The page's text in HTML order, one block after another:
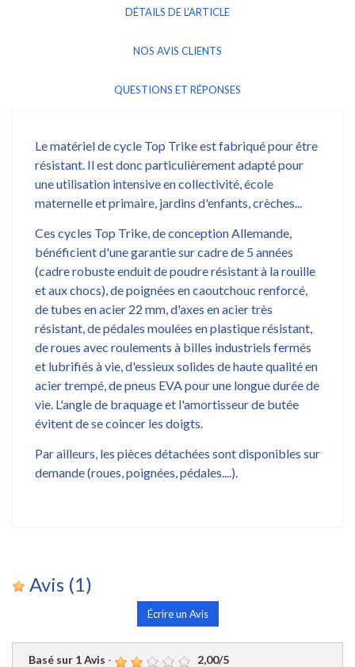
DÉTAILS DE L'ARTICLE
NOS AVIS CLIENTS
QUESTIONS ET RÉPONSES
Le matériel de cycle Top Trike est fabriqué pour être
résistant. Il est donc particulièrement adapté pour
une utilisation intensive en collectivité, école
maternelle et primaire, jardins d'enfants, crèches...
Ces cycles Top Trike, de conception Allemande,
bénéficient d'une garantie sur cadre de 5 années
(cadre robuste enduit de poudre résistant à la rouille
et aux chocs), de poignées en caoutchouc renforcé,
de tubes en acier 22 mm, d'axes en acier très
résistant, de pédales moulées en plastique résistant,
de roues avec roulements à billes industriels fermés
et lubrifiés à vie, d'essieux solides de haute qualité en
acier trempé, de pneus EVA pour une longue durée de
vie. L'angle de braquage et l'amortisseur de butée
évitent de se coincer les doigts.
Par ailleurs, les pièces détachées sont disponibles sur
demande (roues, poignées, pédales....).
Avis (1)
Écrire un Avis
Basé sur 1Avis - 2,00/5